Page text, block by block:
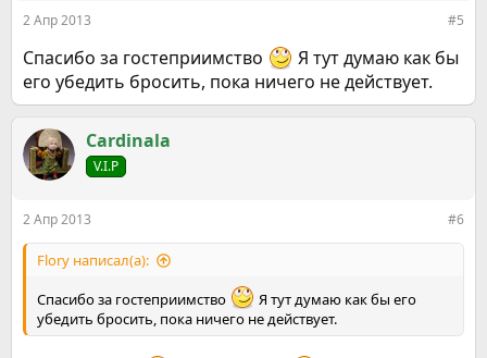
2 Апр 2013 #5
Спасибо за гостеприимство
Я тут думаю как бы
его убедить бросить, пока ничего не действует.
Cardinala
V.I.P
2 Апр 2013 #6
Flory написал(а):
Спасибо за гостеприимство
Я тут думаю как бы его
убедить бросить, пока ничего не действует.